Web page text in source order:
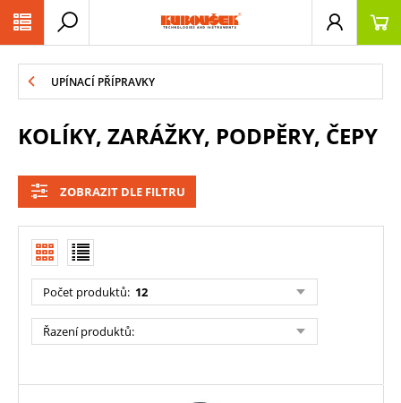
UPÍNACÍ PŘÍPRAVKY
KOLÍKY, ZARÁŽKY, PODPĚRY, ČEPY
ZOBRAZIT DLE FILTRU
Počet produktů: 12
Řazení produktů: